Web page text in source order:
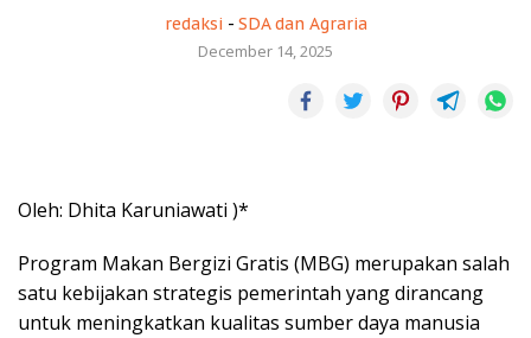
redaksi - SDA dan Agraria
December 14, 2025
Oleh: Dhita Karuniawati )*
Program Makan Bergizi Gratis (MBG) merupakan salah
satu kebijakan strategis pemerintah yang dirancang
untuk meningkatkan kualitas sumber daya manusia